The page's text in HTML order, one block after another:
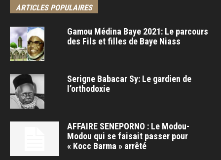
ARTICLES POPULAIRES
Gamou Médina Baye 2021: Le parcours
des Fils et filles de Baye Niass
Serigne Babacar Sy: Le gardien de
l’orthodoxie
AFFAIRE SENEPORNO : Le Modou-
Modou qui se faisait passer pour
« Kocc Barma » arrêté